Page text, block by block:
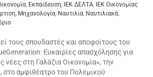
, Εκπαίδευση, ΙΕΚ ΔΕΛΤΑ, ΙΕΚ Οικονομίας
, Μηχανολογία, Ναυτιλία, Ναυτιλιακά,
τους σπουδαστές και αποφοίτους του
Ευκαιρίες απασχόλησης για
νέες στη Γαλάζια Οικονομία», την
στο αμφιθέατρο του Πολεμικού